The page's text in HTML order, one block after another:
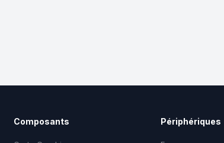
Composants Périphériques